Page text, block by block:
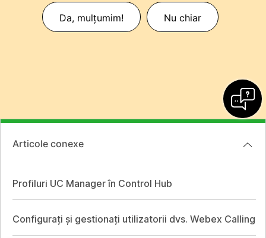
Da, mulțumim! Nu chiar
Articole conexe
Profiluri UC Manager în Control Hub
Configurați și gestionați utilizatorii dvs. Webex Calling